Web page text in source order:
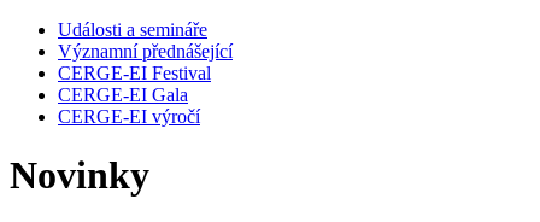
Události a semináře
Významní přednášející
CERGE-EI Festival
CERGE-EI Gala
CERGE-EI výročí
Novinky